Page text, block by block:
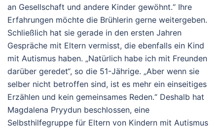
an Gesellschaft und andere Kinder gewöhnt.“ Ihre
Erfahrungen möchte die Brühlerin gerne weitergeben.
Schließlich hat sie gerade in den ersten Jahren
Gespräche mit Eltern vermisst, die ebenfalls ein Kind
mit Autismus haben. „Natürlich habe ich mit Freunden
darüber geredet“, so die 51-Jährige. „Aber wenn sie
selber nicht betroffen sind, ist es mehr ein einseitiges
Erzählen und kein gemeinsames Reden.“ Deshalb hat
Magdalena Pryydun beschlossen, eine
Selbsthilfegruppe für Eltern von Kindern mit Autismus